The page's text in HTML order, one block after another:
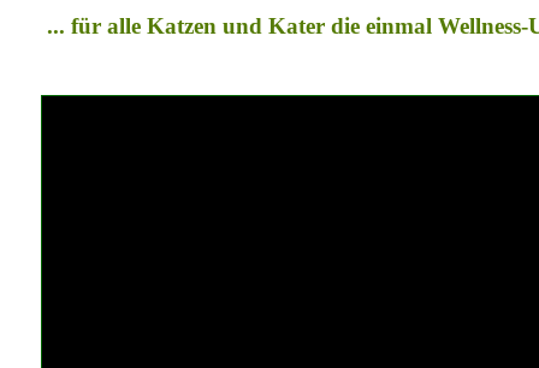
... für alle Katzen und Kater die einmal